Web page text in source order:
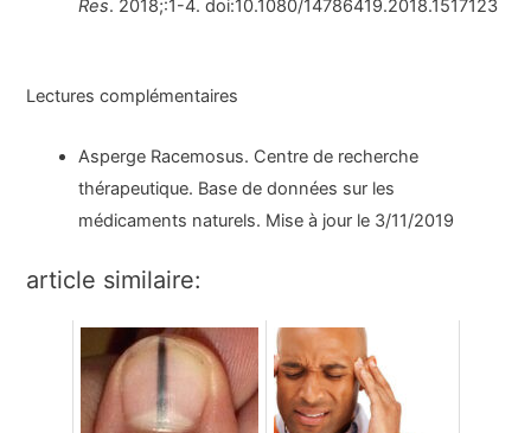
Res. 2018;:1-4. doi:10.1080/14786419.2018.1517123
Lectures complémentaires
Asperge Racemosus. Centre de recherche
thérapeutique. Base de données sur les
médicaments naturels. Mise à jour le 3/11/2019
article similaire: